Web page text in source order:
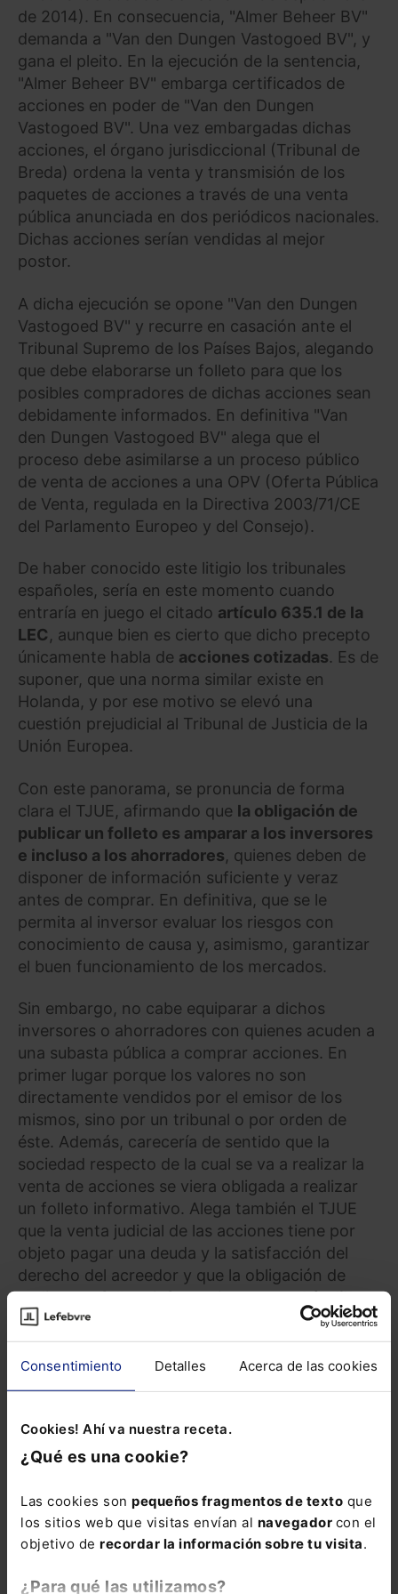
Consentimiento Detalles Acerca de las cookies
Cookies! Ahí va nuestra receta.
¿Qué es una cookie?
Las cookies son pequeños fragmentos de texto que
los sitios web que visitas envían al navegador con el
objetivo de recordar la información sobre tu visita.
¿Para qué las utilizamos?
de 2014). En consecuencia, "Almer Beheer BV"
demanda a "Van den Dungen Vastogoed BV", y
gana el pleito. En la ejecución de la sentencia,
"Almer Beheer BV" embarga certificados de
acciones en poder de "Van den Dungen
Vastogoed BV". Una vez embargadas dichas
acciones, el órgano jurisdiccional (Tribunal de
Breda) ordena la venta y transmisión de los
paquetes de acciones a través de una venta
pública anunciada en dos periódicos nacionales.
Dichas acciones serían vendidas al mejor
postor.
A dicha ejecución se opone "Van den Dungen
Vastogoed BV" y recurre en casación ante el
Tribunal Supremo de los Países Bajos, alegando
que debe elaborarse un folleto para que los
posibles compradores de dichas acciones sean
debidamente informados. En definitiva "Van
den Dungen Vastogoed BV" alega que el
proceso debe asimilarse a un proceso público
de venta de acciones a una OPV (Oferta Pública
de Venta, regulada en la Directiva 2003/71/CE
del Parlamento Europeo y del Consejo).
De haber conocido este litigio los tribunales
españoles, sería en este momento cuando
entraría en juego el citado artículo 635.1 de la
LEC, aunque bien es cierto que dicho precepto
únicamente habla de acciones cotizadas. Es de
suponer, que una norma similar existe en
Holanda, y por ese motivo se elevó una
cuestión prejudicial al Tribunal de Justicia de la
Unión Europea.
Con este panorama, se pronuncia de forma
clara el TJUE, afirmando que la obligación de
publicar un folleto es amparar a los inversores
e incluso a los ahorradores, quienes deben de
disponer de información suficiente y veraz
antes de comprar. En definitiva, que se le
permita al inversor evaluar los riesgos con
conocimiento de causa y, asimismo, garantizar
el buen funcionamiento de los mercados.
Sin embargo, no cabe equiparar a dichos
inversores o ahorradores con quienes acuden a
una subasta pública a comprar acciones. En
primer lugar porque los valores no son
directamente vendidos por el emisor de los
mismos, sino por un tribunal o por orden de
éste. Además, carecería de sentido que la
sociedad respecto de la cual se va a realizar la
venta de acciones se viera obligada a realizar
un folleto informativo. Alega también el TJUE
que la venta judicial de las acciones tiene por
objeto pagar una deuda y la satisfacción del
derecho del acreedor y que la obligación de
realizar un folleto informativo,supondría dilatar
el proceso, retrasar el derecho de cobro del
acreedor y generar más costes(elaborando el
folleto).
Curso A tu aire
Arrendamientos
urbanos 2025.